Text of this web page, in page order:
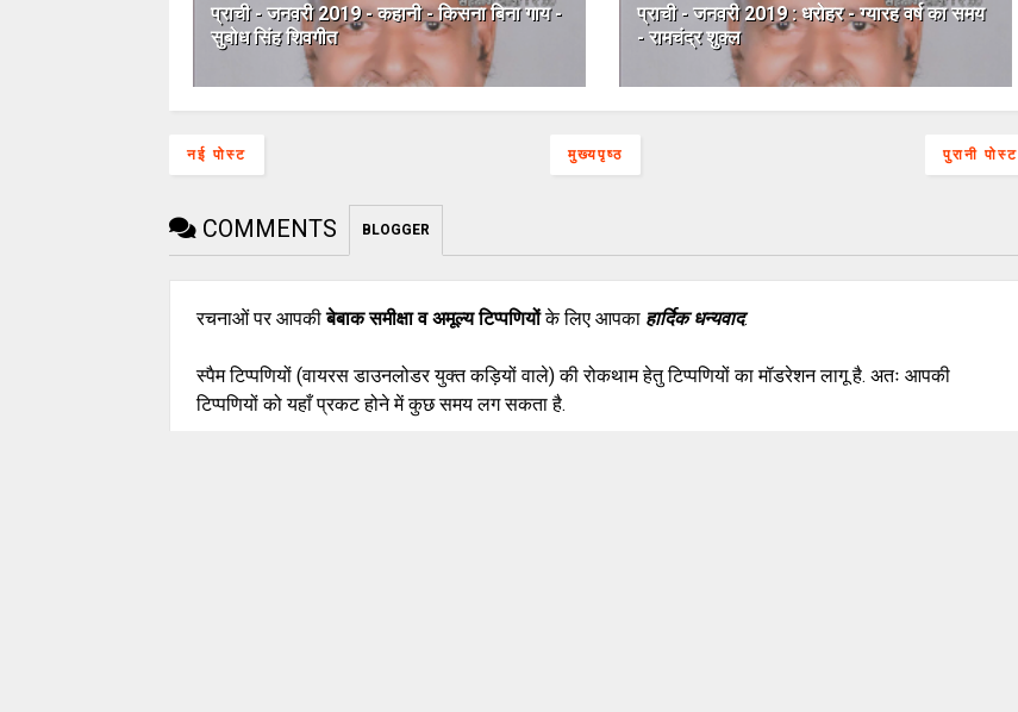
प्राची - जनवरी 2019 - कहानी - किसना बिना गाय -
सुबोध सिंह शिवगीत
प्राची - जनवरी 2019 : धरोहर - ग्यारह वर्ष का समय
- रामचंद्र शुक्ल
नई पोस्ट पुरानी पोस्ट
मुख्यपृष्ठ
COMMENTS BLOGGER
रचनाओं पर आपकीबेबाक समीक्षा व अमूल्य टिप्पणियोंके लिए आपका हार्दिक धन्यवाद.
स्पैम टिप्पणियों (वायरस डाउनलोडर युक्त कड़ियों वाले) की रोकथाम हेतु टिप्पणियों का मॉडरेशन लागू है. अतः आपकी
टिप्पणियों को यहाँ प्रकट होने में कुछ समय लग सकता है.